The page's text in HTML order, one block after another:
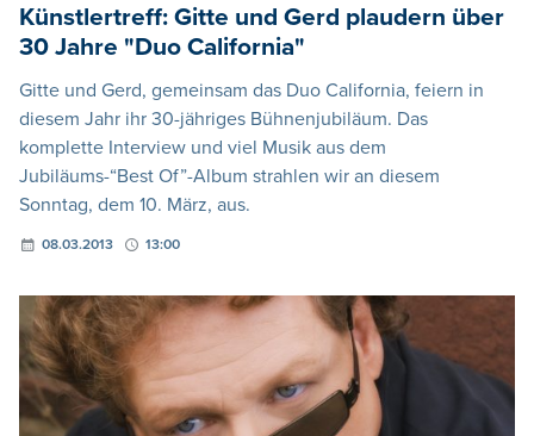
Künstlertreff: Gitte und Gerd plaudern über
30 Jahre "Duo California"
Gitte und Gerd, gemeinsam das Duo California, feiern in
diesem Jahr ihr 30-jähriges Bühnenjubiläum. Das
komplette Interview und viel Musik aus dem
Jubiläums-“Best Of”-Album strahlen wir an diesem
Sonntag, dem 10. März, aus.
08.03.2013 13:00